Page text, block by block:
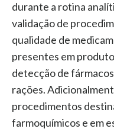
durante a rotina
validação de
qualidade de
presentes em
detecção de
rações.
procedimentos
farmoquímicos e em